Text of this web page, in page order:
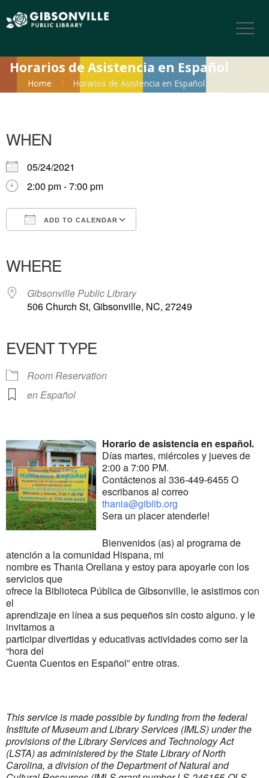
Horarios de Asistencia en Español
Home Horarios de Asistencia en Español
WHEN
05/24/2021
2:00 pm - 7:00 pm
ADD TO CALENDAR
WHERE
Gibsonville Public Library
506 Church St, Gibsonville, NC, 27249
EVENT TYPE
Room Reservation
en Español
Horario de asistencia en español.
Días martes, miércoles y jueves de
2:00 a 7:00 PM.
Contáctenos al 336-449-6455 O
escribanos al correo
thania@giblib.org
Sera un placer atenderle!
Bienvenidos (as) al programa de
atención a la comunidad Hispana, mi
nombre es Thania Orellana y estoy para apoyarle con los
servicios que
ofrece la Biblioteca Pública de Gibsonville, le asistimos con
el
aprendizaje en línea a sus pequeños sin costo alguno. y le
invitamos a
participar divertidas y educativas actividades como ser la
“hora del
Cuenta Cuentos en Español” entre otras.
This service is made possible by funding from the federal
Institute of Museum and Library Services (IMLS) under the
provisions of the Library Services and Technology Act
(LSTA) as administered by the State Library of North
Carolina, a division of the Department of Natural and